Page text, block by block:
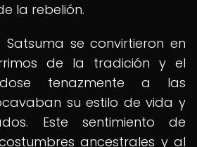
la rebelión.
Satsuma se convirtieron en
de la tradición y el
tenazmente a las
su estilo de vida y
Este sentimiento de
ancestrales y al